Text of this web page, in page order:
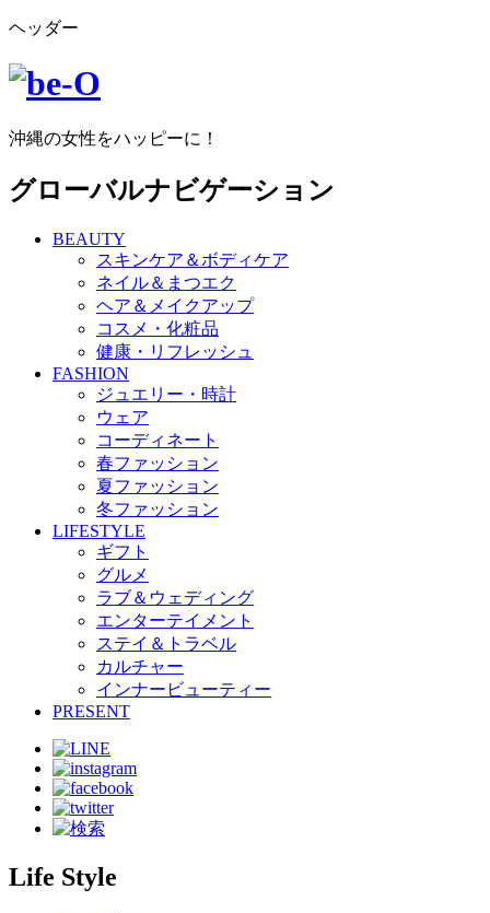
ヘッダー
沖縄の女性をハッピーに！
グローバルナビゲーション
BEAUTY
スキンケア＆ボディケア
ネイル＆まつエク
ヘア＆メイクアップ
コスメ・化粧品
健康・リフレッシュ
FASHION
ジュエリー・時計
ウェア
コーディネート
春ファッション
夏ファッション
冬ファッション
LIFESTYLE
ギフト
グルメ
ラブ＆ウェディング
エンターテイメント
ステイ＆トラベル
カルチャー
インナービューティー
PRESENT
Life Style